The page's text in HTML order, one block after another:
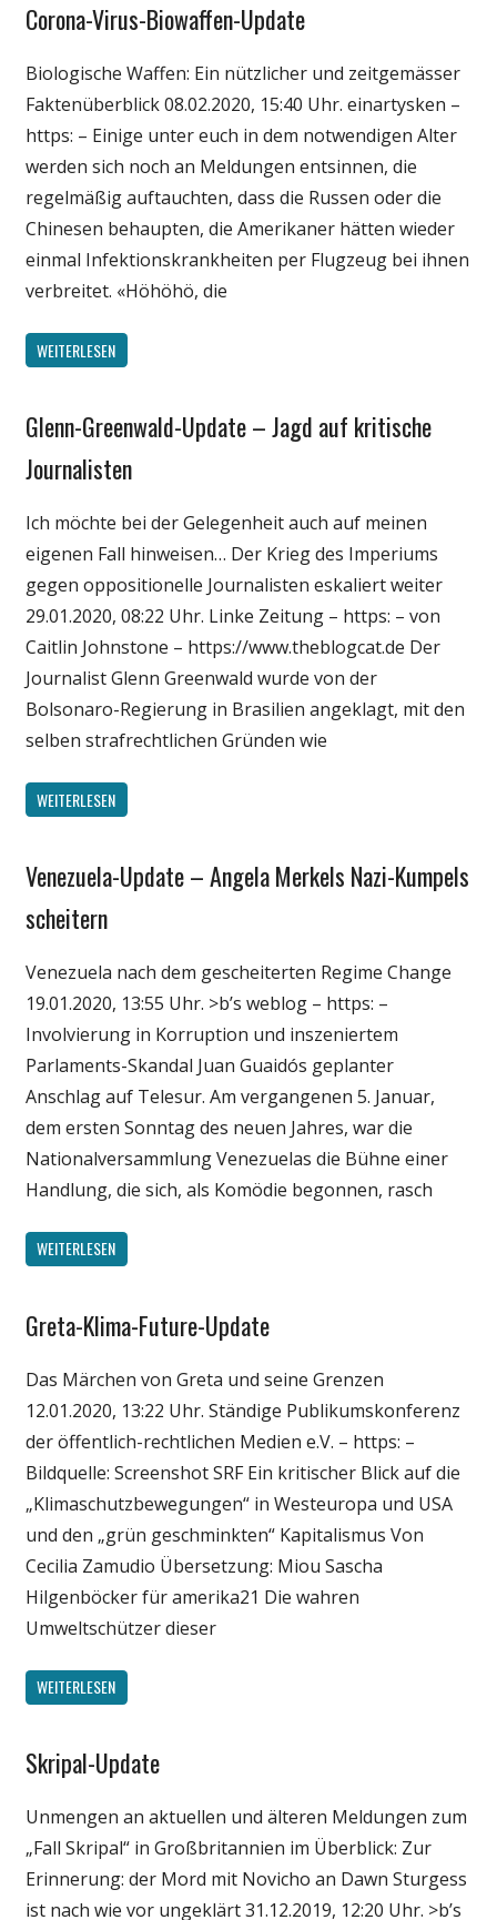
Gesellschaft
Politik
Wissenschaft
Corona-Virus-Biowaffen-Update
Biologische Waffen: Ein nützlicher und zeitgemässer
Faktenüberblick 08.02.2020, 15:40 Uhr. einartysken –
https: – Einige unter euch in dem notwendigen Alter
werden sich noch an Meldungen entsinnen, die
regelmäßig auftauchten, dass die Russen oder die
Chinesen behaupten, die Amerikaner hätten wieder
einmal Infektionskrankheiten per Flugzeug bei ihnen
verbreitet. «Höhöhö, die
WEITERLESEN
Gesellschaft
Medien
Wissenschaft
Glenn-Greenwald-Update – Jagd auf kritische
Journalisten
Ich möchte bei der Gelegenheit auch auf meinen
eigenen Fall hinweisen… Der Krieg des Imperiums
gegen oppositionelle Journalisten eskaliert weiter
29.01.2020, 08:22 Uhr. Linke Zeitung – https: – von
Caitlin Johnstone – https://www.theblogcat.de Der
Journalist Glenn Greenwald wurde von der
Bolsonaro-Regierung in Brasilien angeklagt, mit den
selben strafrechtlichen Gründen wie
WEITERLESEN
Gesellschaft
Wissenschaft
Venezuela-Update – Angela Merkels Nazi-Kumpels
scheitern
Venezuela nach dem gescheiterten Regime Change
19.01.2020, 13:55 Uhr. >b’s weblog – https: –
Involvierung in Korruption und inszeniertem
Parlaments-Skandal Juan Guaidós geplanter
Anschlag auf Telesur. Am vergangenen 5. Januar,
dem ersten Sonntag des neuen Jahres, war die
Nationalversammlung Venezuelas die Bühne einer
Handlung, die sich, als Komödie begonnen, rasch
WEITERLESEN
Gesellschaft
Politik
Wissenschaft
Greta-Klima-Future-Update
Das Märchen von Greta und seine Grenzen
12.01.2020, 13:22 Uhr. Ständige Publikumskonferenz
der öffentlich-rechtlichen Medien e.V. – https: –
Bildquelle: Screenshot SRF Ein kritischer Blick auf die
„Klimaschutzbewegungen“ in Westeuropa und USA
und den „grün geschminkten“ Kapitalismus Von
Cecilia Zamudio Übersetzung: Miou Sascha
Hilgenböcker für amerika21 Die wahren
Umweltschützer dieser
WEITERLESEN
Gesellschaft
Politik
Wissenschaft
Skripal-Update
Unmengen an aktuellen und älteren Meldungen zum
„Fall Skripal“ in Großbritannien im Überblick: Zur
Erinnerung: der Mord mit Novicho an Dawn Sturgess
ist nach wie vor ungeklärt 31.12.2019, 12:20 Uhr. >b’s